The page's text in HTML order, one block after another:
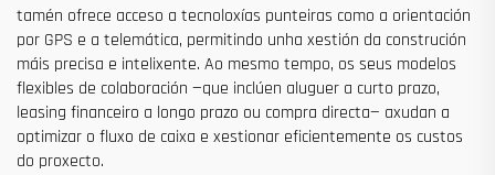
tamén ofrece acceso a tecnoloxías punteiras como a orientación
por GPS e a telemática, permitindo unha xestión da construción
máis precisa e intelixente. Ao mesmo tempo, os seus modelos
flexibles de colaboración —que inclúen aluguer a curto prazo,
leasing financeiro a longo prazo ou compra directa— axudan a
optimizar o fluxo de caixa e xestionar eficientemente os custos
do proxecto.